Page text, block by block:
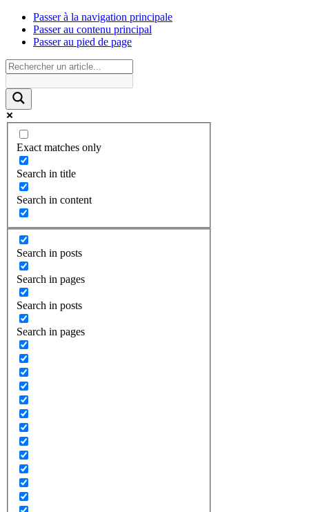
Passer à la navigation principale
Passer au contenu principal
Passer au pied de page
Exact matches only
Search in title
Search in content
Search in posts
Search in pages
Search in posts
Search in pages